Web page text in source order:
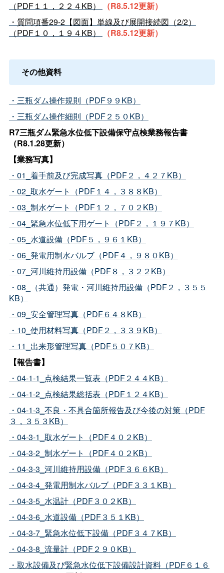
（PDF１１，２２４KB）
（R8.5.12更新）
・質問項番29-2【図面】単線及び展開接続図（2/2）
（PDF１０，１９４KB）
（R8.5.12更新）
その他資料
・三瓶ダム操作規則（PDF９９KB）
・三瓶ダム操作細則（PDF２５０KB）
R7三瓶ダム緊急水位低下設備保守点検業務報告書
（R8.1.28更新）
【業務写真】
・01_着手前及び完成写真（PDF２，４２７KB）
・02_取水ゲート（PDF１４，３８８KB）
・03_制水ゲート（PDF１２，７０２KB）
・04_緊急水位低下用ゲート（PDF２，１９７KB）
・05_水道設備（PDF５，９６１KB）
・06_発電用制水バルブ（PDF４，９８０KB）
・07_河川維持用設備（PDF８，３２２KB）
・08_（共通）発電・河川維持用設備（PDF２，３５５
KB）
・09_安全管理写真（PDF６４８KB）
・10_使用材料写真（PDF２，３３９KB）
・11_出来形管理写真（PDF５０７KB）
【報告書】
・04-1-1_点検結果一覧表（PDF２４４KB）
・04-1-2_点検結果総括表（PDF１２４KB）
・04-1-3_不良・不具合箇所報告及び今後の対策（PDF
３，３５３KB）
・04-3-1_取水ゲート（PDF４０２KB）
・04-3-2_制水ゲート（PDF４０２KB）
・04-3-3_河川維持用設備（PDF３６６KB）
・04-3-4_発電用制水バルブ（PDF３３１KB）
・04-3-5_水温計（PDF３０２KB）
・04-3-6_水道設備（PDF３５１KB）
・04-3-7_緊急水位低下設備（PDF３４７KB）
・04-3-8_流量計（PDF２９０KB）
・取水設備及び緊急水位低下設備設計資料（PDF６１６